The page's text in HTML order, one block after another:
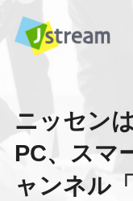
ニッセン
PC、スマ
ャンネル